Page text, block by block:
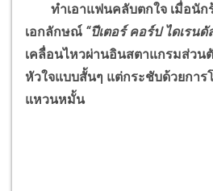
ทำเอาแฟนคลับตกใจ เมื่อนักร้
เอกลักษณ์ “ปีเตอร์ คอร์ป ไดเรนดั
เคลื่อนไหวผ่านอินสตาแกรมส่วน
หัวใจแบบสั้นๆ แต่กระชับด้วยการ
แหวนหมั้น